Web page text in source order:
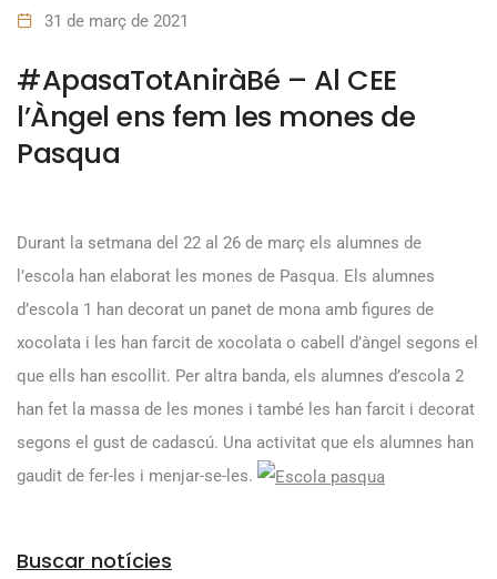
31 de març de 2021
#ApasaTotAniràBé – Al CEE
l’Àngel ens fem les mones de
Pasqua
Durant la setmana del 22 al 26 de març els alumnes de
l’escola han elaborat les mones de Pasqua. Els alumnes
d’escola 1 han decorat un panet de mona amb figures de
xocolata i les han farcit de xocolata o cabell d’àngel segons el
que ells han escollit. Per altra banda, els alumnes d’escola 2
han fet la massa de les mones i també les han farcit i decorat
segons el gust de cadascú. Una activitat que els alumnes han
gaudit de fer-les i menjar-se-les.
Buscar notícies